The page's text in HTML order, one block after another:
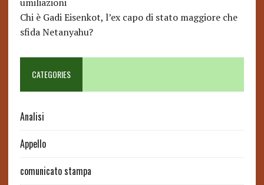
Chi è Gadi Eisenkot, l’ex capo di stato maggiore che
sfida Netanyahu?
CATEGORIES
Analisi
Appello
comunicato stampa